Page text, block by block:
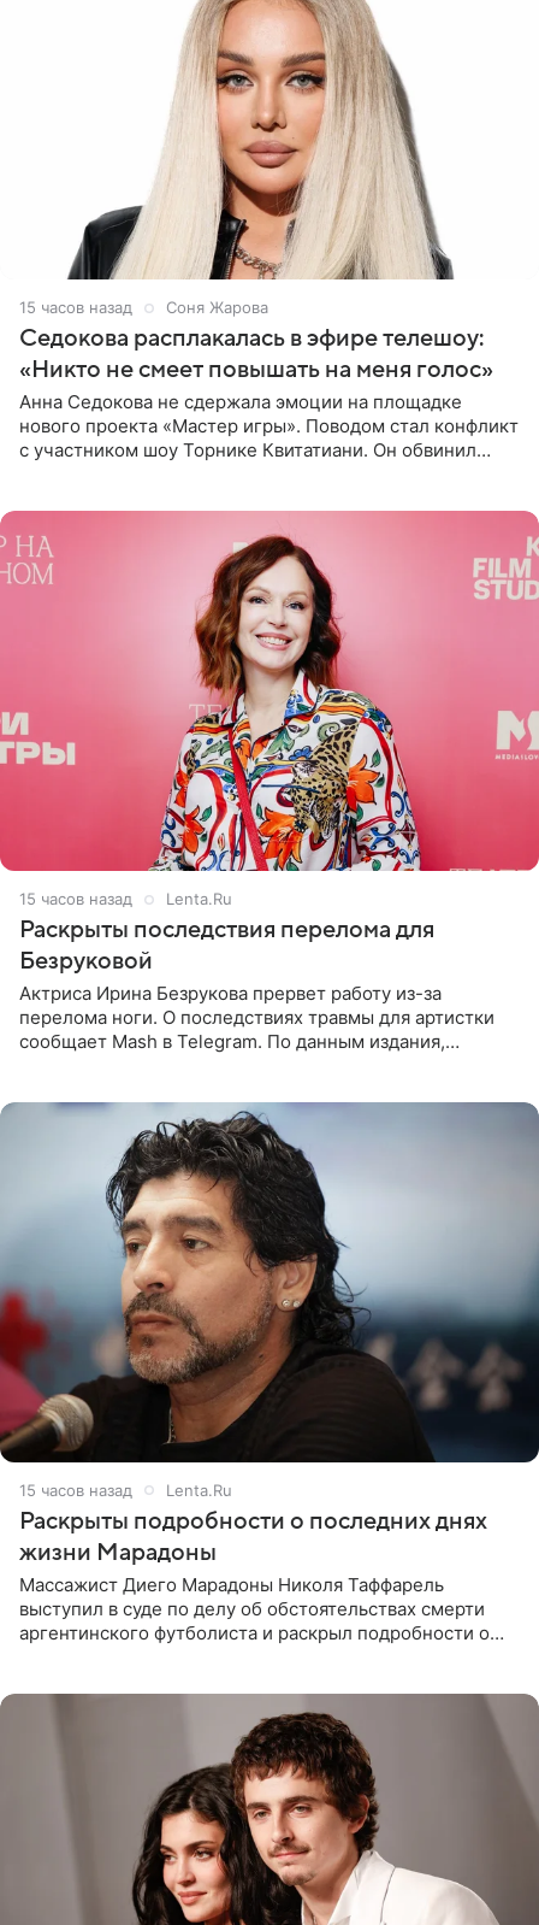
15 часов назад Соня Жарова
Седокова расплакалась в эфире телешоу:
«Никто не смеет повышать на меня голос»
Анна Седокова не сдержала эмоции на площадке
нового проекта «Мастер игры». Поводом стал конфликт
с участником шоу Торнике Квитатиани. Он обвинил
15 часов назад Lenta.Ru
Раскрыты последствия перелома для
Безруковой
Актриса Ирина Безрукова прервет работу из-за
перелома ноги. О последствиях травмы для артистки
сообщает Mash в Telegram. По данным издания,
15 часов назад Lenta.Ru
Раскрыты подробности о последних днях
жизни Марадоны
Массажист Диего Марадоны Николя Таффарель
выступил в суде по делу об обстоятельствах смерти
аргентинского футболиста и раскрыл подробности о